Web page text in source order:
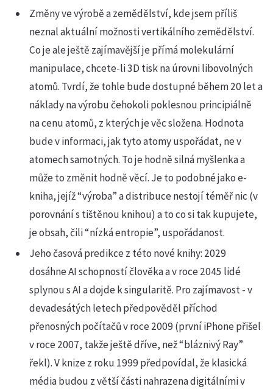
Změny ve výrobě a zemědělství, kde jsem příliš
neznal aktuální možnosti vertikálního zemědělství.
Co je ale ještě zajímavější je přímá molekulární
manipulace, chcete-li 3D tisk na úrovni libovolných
atomů. Tvrdí, že tohle bude dostupné během 20 let a
náklady na výrobu čehokoli poklesnou principiálně
na cenu atomů, z kterých je věc složena. Hodnota
bude v informaci, jak tyto atomy uspořádat, ne v
atomech samotných. To je hodně silná myšlenka a
může to změnit hodně věcí. Je to podobné jako e-
kniha, jejíž “výroba” a distribuce nestojí téměř nic (v
porovnání s tištěnou knihou) a to co si tak kupujete,
je obsah, čili “nízká entropie”, uspořádanost.
Jeho časová predikce z této nové knihy: 2029
dosáhne AI schopností člověka a v roce 2045 lidé
splynou s AI a dojde k singularitě. Pro zajímavost - v
devadesátých letech předpověděl příchod
přenosných počítačů v roce 2009 (první iPhone přišel
v roce 2007, takže ještě dříve, než “bláznivý Ray”
řekl). V knize z roku 1999 předpovídal, že klasická
média budou z větší části nahrazena digitálními v